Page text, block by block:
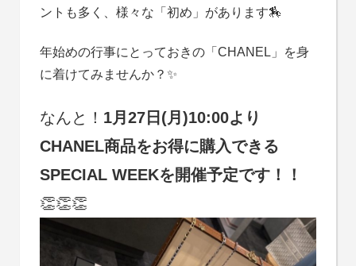
ントも多く、様々な「初め」があります🏇
年始めの行事にとっておきの「CHANEL」を身
に着けてみませんか？✨
なんと！ 1月27日(月)10:00より
CHANEL商品をお得に購入できる
SPECIAL WEEKを開催予定です！！
👏👏👏